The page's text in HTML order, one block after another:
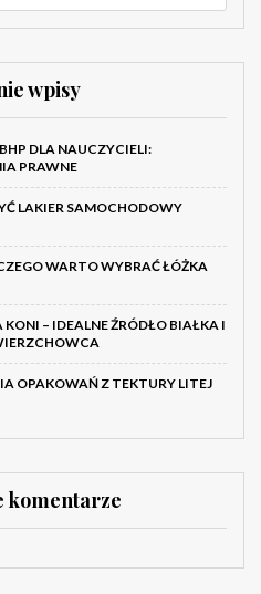
wpisy
DLA NAUCZYCIELI:
PRAWNE
LAKIER SAMOCHODOWY
WARTO WYBRAĆ ŁÓŻKA
– IDEALNE ŹRÓDŁO BIAŁKA I
OPAKOWAŃ Z TEKTURY LITEJ
komentarze